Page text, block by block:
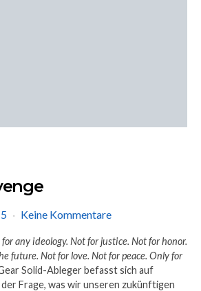
Keine Kommentare
any ideology. Not for justice. Not for honor.
future. Not for love. Not for peace. Only for
Solid-Ableger befasst sich auf
Frage, was wir unseren zukünftigen